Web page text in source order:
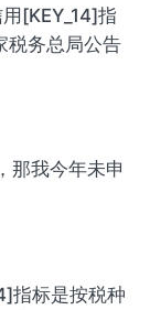
[KEY_14]指
税务总局公告
那我今年未申
指标是按税种